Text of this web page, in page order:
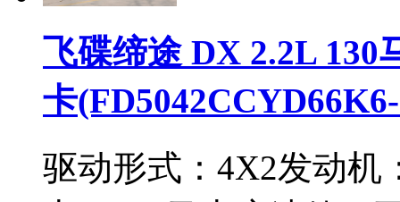
飞碟缔途 DX 2.2L 130
卡
驱动形式： 4X2发动机